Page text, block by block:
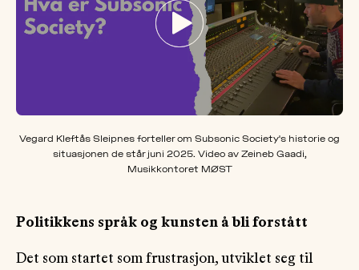
Vegard Kleftås Sleipnes forteller om Subsonic Society's historie og
situasjonen de står juni 2025. Video av Zeineb Gaadi,
Musikkontoret MØST
Politikkens språk og kunsten å bli forstått
Det som startet som frustrasjon, utviklet seg til